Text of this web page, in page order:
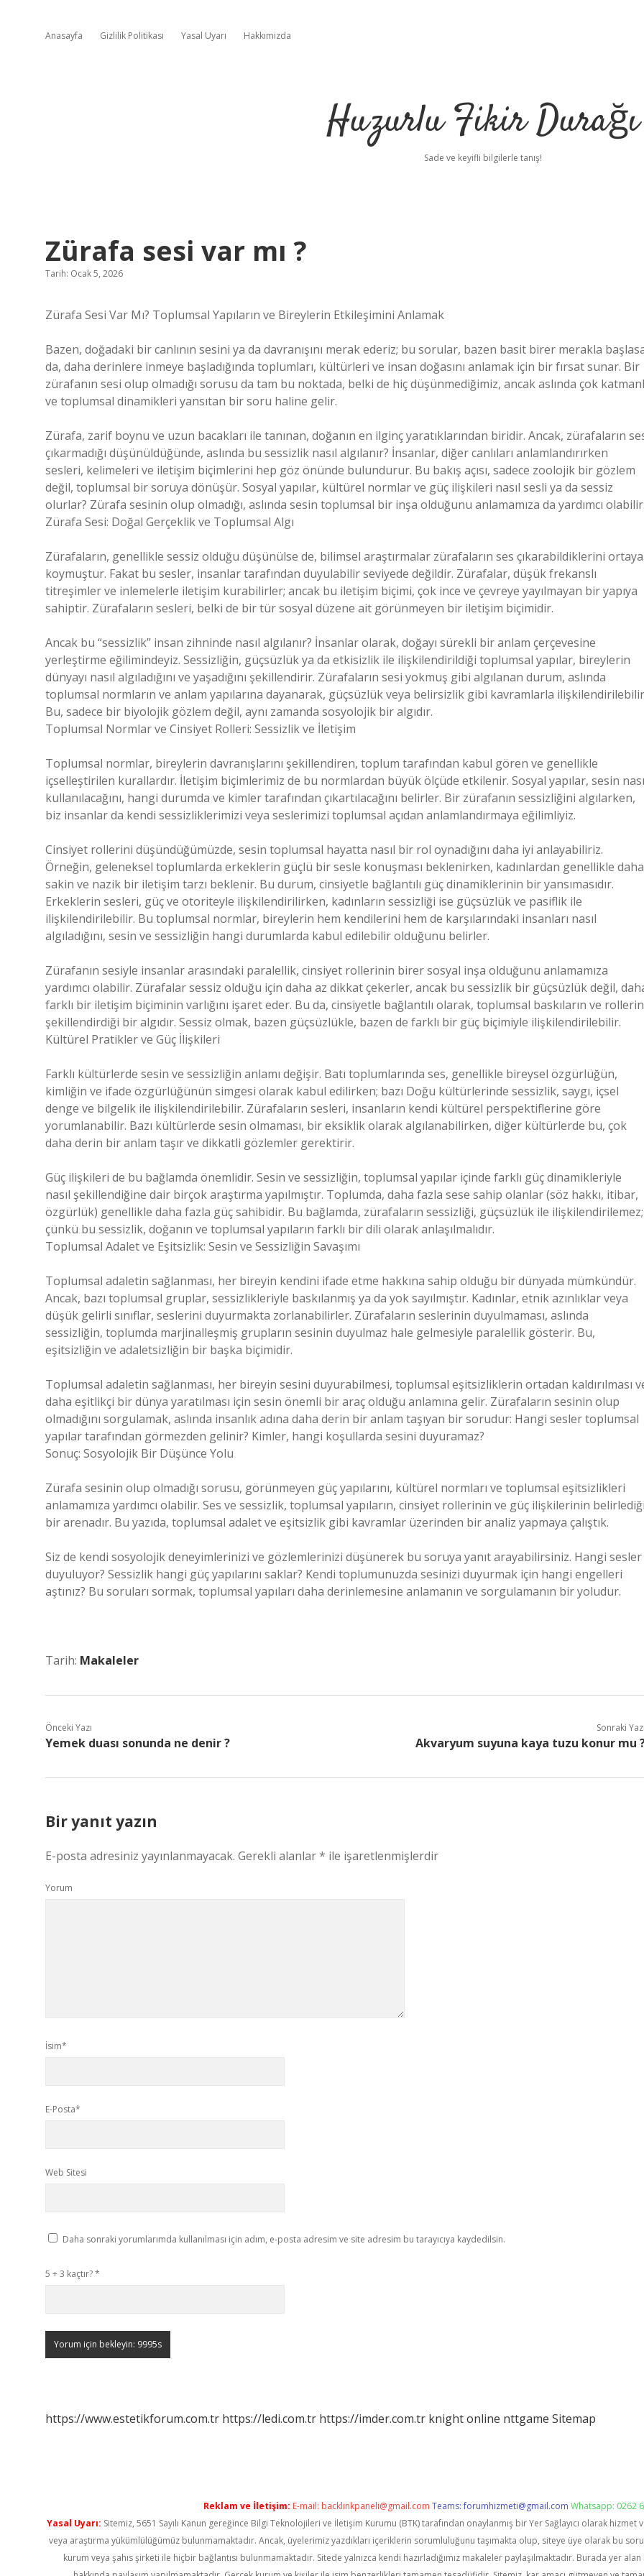
Anasayfa Gizlilik Politikası Yasal Uyarı Hakkımızda
Huzurlu Fikir Durağı
Sade ve keyifli bilgilerle tanış!
Zürafa sesi var mı ?
Tarih: Ocak 5, 2026
Zürafa Sesi Var Mı? Toplumsal Yapıların ve Bireylerin Etkileşimini Anlamak
Bazen, doğadaki bir canlının sesini ya da davranışını merak ederiz; bu sorular, bazen basit birer merakla
da, daha derinlere inmeye başladığında toplumları, kültürleri ve insan doğasını anlamak için bir fırsat sunar. Bir
zürafanın sesi olup olmadığı sorusu da tam bu noktada, belki de hiç düşünmediğimiz, ancak aslında çok
ve toplumsal dinamikleri yansıtan bir soru haline gelir.
Zürafa, zarif boynu ve uzun bacakları ile tanınan, doğanın en ilginç yaratıklarından biridir. Ancak, zürafaların
çıkarmadığı düşünüldüğünde, aslında bu sessizlik nasıl algılanır? İnsanlar, diğer canlıları anlamlandırırken
sesleri, kelimeleri ve iletişim biçimlerini hep göz önünde bulundurur. Bu bakış açısı, sadece zoolojik bir gözlem
değil, toplumsal bir soruya dönüşür. Sosyal yapılar, kültürel normlar ve güç ilişkileri nasıl sesli ya da sessiz
olurlar? Zürafa sesinin olup olmadığı, aslında sesin toplumsal bir inşa olduğunu anlamamıza da yardımcı
Zürafa Sesi: Doğal Gerçeklik ve Toplumsal Algı
Zürafaların, genellikle sessiz olduğu düşünülse de, bilimsel araştırmalar zürafaların ses çıkarabildiklerini ortaya
koymuştur. Fakat bu sesler, insanlar tarafından duyulabilir seviyede değildir. Zürafalar, düşük frekanslı
titreşimler ve inlemelerle iletişim kurabilirler; ancak bu iletişim biçimi, çok ince ve çevreye yayılmayan bir yapıya
sahiptir. Zürafaların sesleri, belki de bir tür sosyal düzene ait görünmeyen bir iletişim biçimidir.
Ancak bu “sessizlik” insan zihninde nasıl algılanır? İnsanlar olarak, doğayı sürekli bir anlam çerçevesine
yerleştirme eğilimindeyiz. Sessizliğin, güçsüzlük ya da etkisizlik ile ilişkilendirildiği toplumsal yapılar, bireylerin
dünyayı nasıl algıladığını ve yaşadığını şekillendirir. Zürafaların sesi yokmuş gibi algılanan durum, aslında
toplumsal normların ve anlam yapılarına dayanarak, güçsüzlük veya belirsizlik gibi kavramlarla
Bu, sadece bir biyolojik gözlem değil, aynı zamanda sosyolojik bir algıdır.
Toplumsal Normlar ve Cinsiyet Rolleri: Sessizlik ve İletişim
Toplumsal normlar, bireylerin davranışlarını şekillendiren, toplum tarafından kabul gören ve genellikle
içselleştirilen kurallardır. İletişim biçimlerimiz de bu normlardan büyük ölçüde etkilenir. Sosyal yapılar, sesin
kullanılacağını, hangi durumda ve kimler tarafından çıkartılacağını belirler. Bir zürafanın sessizliğini algılarken,
biz insanlar da kendi sessizliklerimizi veya seslerimizi toplumsal açıdan anlamlandırmaya eğilimliyiz.
Cinsiyet rollerini düşündüğümüzde, sesin toplumsal hayatta nasıl bir rol oynadığını daha iyi anlayabiliriz.
Örneğin, geleneksel toplumlarda erkeklerin güçlü bir sesle konuşması beklenirken, kadınlardan genellikle daha
sakin ve nazik bir iletişim tarzı beklenir. Bu durum, cinsiyetle bağlantılı güç dinamiklerinin bir yansımasıdır.
Erkeklerin sesleri, güç ve otoriteyle ilişkilendirilirken, kadınların sessizliği ise güçsüzlük ve pasiflik ile
ilişkilendirilebilir. Bu toplumsal normlar, bireylerin hem kendilerini hem de karşılarındaki insanları nasıl
algıladığını, sesin ve sessizliğin hangi durumlarda kabul edilebilir olduğunu belirler.
Zürafanın sesiyle insanlar arasındaki paralellik, cinsiyet rollerinin birer sosyal inşa olduğunu anlamamıza
yardımcı olabilir. Zürafalar sessiz olduğu için daha az dikkat çekerler, ancak bu sessizlik bir güçsüzlük değil,
farklı bir iletişim biçiminin varlığını işaret eder. Bu da, cinsiyetle bağlantılı olarak, toplumsal baskıların ve rollerin
şekillendirdiği bir algıdır. Sessiz olmak, bazen güçsüzlükle, bazen de farklı bir güç biçimiyle ilişkilendirilebilir.
Kültürel Pratikler ve Güç İlişkileri
Farklı kültürlerde sesin ve sessizliğin anlamı değişir. Batı toplumlarında ses, genellikle bireysel özgürlüğün,
kimliğin ve ifade özgürlüğünün simgesi olarak kabul edilirken; bazı Doğu kültürlerinde sessizlik, saygı, içsel
denge ve bilgelik ile ilişkilendirilebilir. Zürafaların sesleri, insanların kendi kültürel perspektiflerine göre
yorumlanabilir. Bazı kültürlerde sesin olmaması, bir eksiklik olarak algılanabilirken, diğer kültürlerde bu, çok
daha derin bir anlam taşır ve dikkatli gözlemler gerektirir.
Güç ilişkileri de bu bağlamda önemlidir. Sesin ve sessizliğin, toplumsal yapılar içinde farklı güç dinamikleriyle
nasıl şekillendiğine dair birçok araştırma yapılmıştır. Toplumda, daha fazla sese sahip olanlar (söz hakkı, itibar,
özgürlük) genellikle daha fazla güç sahibidir. Bu bağlamda, zürafaların sessizliği, güçsüzlük ile ilişkilendirilemez;
çünkü bu sessizlik, doğanın ve toplumsal yapıların farklı bir dili olarak anlaşılmalıdır.
Toplumsal Adalet ve Eşitsizlik: Sesin ve Sessizliğin Savaşımı
Toplumsal adaletin sağlanması, her bireyin kendini ifade etme hakkına sahip olduğu bir dünyada mümkündür.
Ancak, bazı toplumsal gruplar, sessizlikleriyle baskılanmış ya da yok sayılmıştır. Kadınlar, etnik azınlıklar veya
düşük gelirli sınıflar, seslerini duyurmakta zorlanabilirler. Zürafaların seslerinin duyulmaması, aslında
sessizliğin, toplumda marjinalleşmiş grupların sesinin duyulmaz hale gelmesiyle paralellik gösterir. Bu,
eşitsizliğin ve adaletsizliğin bir başka biçimidir.
Toplumsal adaletin sağlanması, her bireyin sesini duyurabilmesi, toplumsal eşitsizliklerin ortadan kaldırılması
daha eşitlikçi bir dünya yaratılması için sesin önemli bir araç olduğu anlamına gelir. Zürafaların sesinin olup
olmadığını sorgulamak, aslında insanlık adına daha derin bir anlam taşıyan bir sorudur: Hangi sesler toplumsal
yapılar tarafından görmezden gelinir? Kimler, hangi koşullarda sesini duyuramaz?
Sonuç: Sosyolojik Bir Düşünce Yolu
Zürafa sesinin olup olmadığı sorusu, görünmeyen güç yapılarını, kültürel normları ve toplumsal eşitsizlikleri
anlamamıza yardımcı olabilir. Ses ve sessizlik, toplumsal yapıların, cinsiyet rollerinin ve güç ilişkilerinin
bir arenadır. Bu yazıda, toplumsal adalet ve eşitsizlik gibi kavramlar üzerinden bir analiz yapmaya çalıştık.
Siz de kendi sosyolojik deneyimlerinizi ve gözlemlerinizi düşünerek bu soruya yanıt arayabilirsiniz. Hangi sesler
duyuluyor? Sessizlik hangi güç yapılarını saklar? Kendi toplumunuzda sesinizi duyurmak için hangi engelleri
aştınız? Bu soruları sormak, toplumsal yapıları daha derinlemesine anlamanın ve sorgulamanın bir yoludur.
Tarih: Makaleler
Önceki Yazı
Yemek duası sonunda ne denir ?
Sonraki
Akvaryum suyuna kaya tuzu konur mu
Bir yanıt yazın
E-posta adresiniz yayınlanmayacak. Gerekli alanlar* ile işaretlenmişlerdir
Yorum
İsim*
E-Posta*
Web Sitesi
Daha sonraki yorumlarımda kullanılması için adım, e-posta adresim ve site adresim bu tarayıcıya kaydedilsin.
5 + 3 kaçtır?*
https://www.estetikforum.com.tr https://ledi.com.tr https://imder.com.tr knight online nttgame Sitemap
Reklam ve İletişim: E-mail: backlinkpaneli@gmail.com Teams:forumhizmeti@gmail.com Whatsapp: 0262
Yasal Uyarı: Sitemiz, 5651 Sayılı Kanun gereğince Bilgi Teknolojileri ve İletişim Kurumu (BTK) tarafından onaylanmış bir Yer Sağlayıcı olarak
veya araştırma yükümlülüğümüz bulunmamaktadır. Ancak, üyelerimiz yazdıkları içeriklerin sorumluluğunu taşımakta olup, siteye üye olarak bu
kurum veya şahıs şirketi ile hiçbir bağlantısı bulunmamaktadır. Sitede yalnızca kendi hazırladığımız makaleler paylaşılmaktadır. Burada yer